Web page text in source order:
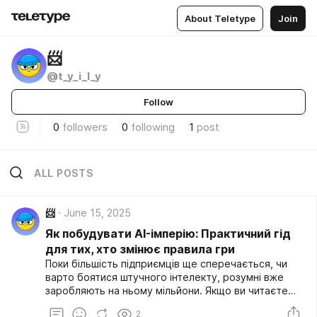
About Teletype Join
📨
@t_y_i_l_y
Follow
0 followers 0 following 1 post
ALL POSTS
📨 June 15, 2025
Як побудувати AI-імперію: Практичний гід
для тих, хто змінює правила гри
Поки більшість підприємців ще сперечається, чи
варто боятися штучного інтелекту, розумні вже
заробляють на ньому мільйони. Якщо ви читаєте
2